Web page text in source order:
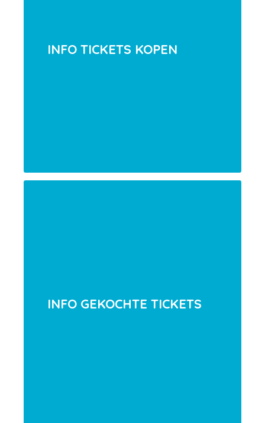
INFO TICKETS KOPEN
INFO GEKOCHTE TICKETS